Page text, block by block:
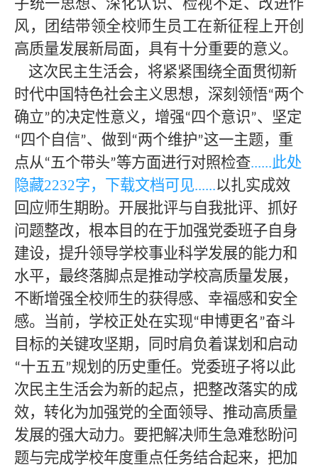
子统一思想、深化认识、检视不足、改进作
风，团结带领全校师生员工在新征程上开创
高质量发展新局面，具有十分重要的意义。
这次民主生活会，将紧紧围绕全面贯彻新
时代中国特色社会主义思想，深刻领悟“两个
确立”的决定性意义，增强“四个意识”、坚定
“四个自信”、做到 “两个维护”这一主题，重
点从“五个带头”等方面进行对照检查......此处
隐藏2232字，下载文档可见......以扎实成效
回应师生期盼。开展批评与自我批评、抓好
问题整改，根本目的在于加强党委班子自身
建设，提升领导学校事业科学发展的能力和
水平，最终落脚点是推动学校高质量发展，
不断增强全校师生的获得感、幸福感和安全
感。当前，学校正处在实现“申博更名”奋斗
目标的关键攻坚期，同时肩负着谋划和启动
“十五五”规划的历史重任。党委班子将以此
次民主生活会为新的起点，把整改落实的成
效，转化为加强党的全面领导、推动高质量
发展的强大动力。要把解决师生急难愁盼问
题与完成学校年度重点任务结合起来，把加